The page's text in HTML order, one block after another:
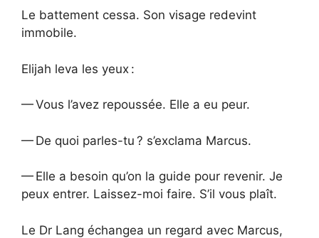
Le battement cessa. Son visage redevint
immobile.
Elijah leva les yeux :
— Vous l’avez repoussée. Elle a eu peur.
— De quoi parles-tu ? s’exclama Marcus.
— Elle a besoin qu’on la guide pour revenir. Je
peux entrer. Laissez-moi faire. S’il vous plaît.
Le Dr Lang échangea un regard avec Marcus,